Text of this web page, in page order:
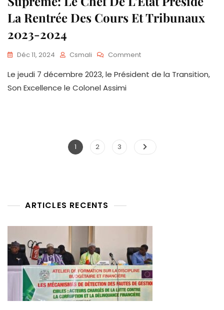
La Rentrée Des Cours Et Tribunaux
2023-2024
Déc 11, 2024 Csmali Comment
Le jeudi 7 décembre 2023, le Président de la Transition,
Son Excellence le Colonel Assimi
1 2 3
ARTICLES RECENTS